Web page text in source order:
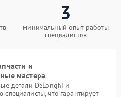
3
минимальный опыт работы
специалистов
и
мастера
детали DeLonghi и
что гарантирует